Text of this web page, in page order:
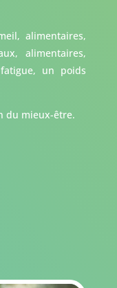
alimentaires,
alimentaires,
un poids
du mieux-être.